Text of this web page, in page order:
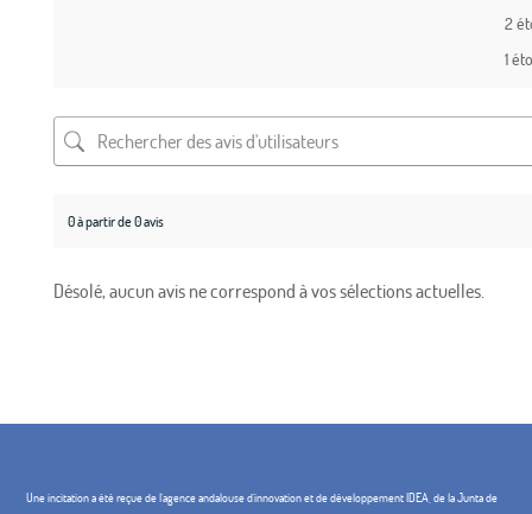
2
1
0 à partir de 0 avis
Désolé, aucun avis ne correspond à vos sélections actuelles.
Une incitation a été reçue de l'agence andalouse d'innovation et de développement IDEA, de la Junta de